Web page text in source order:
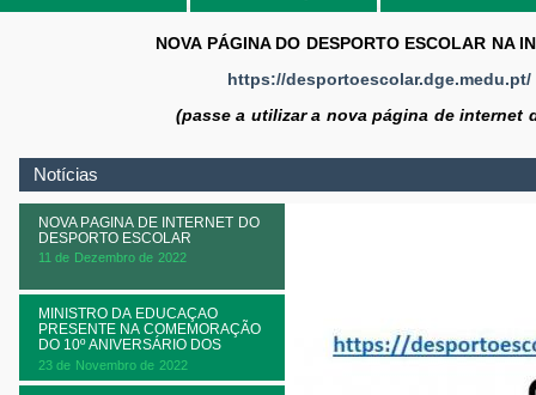
NOVA PÁGINA DO DESPORTO ESCOLAR NA
https://desportoescolar.dge.medu.pt/
(passe a utilizar a nova página de internet
Notícias
NOVA PÁGINA DE INTERNET DO
DESPORTO ESCOLAR
11 de Dezembro de 2022
MINISTRO DA EDUCAÇÃO
PRESENTE NA COMEMORAÇÃO
DO 10º ANIVERSÁRIO DOS
CFDDE
23 de Novembro de 2022